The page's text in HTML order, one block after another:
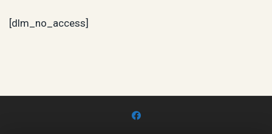
[dlm_no_access]